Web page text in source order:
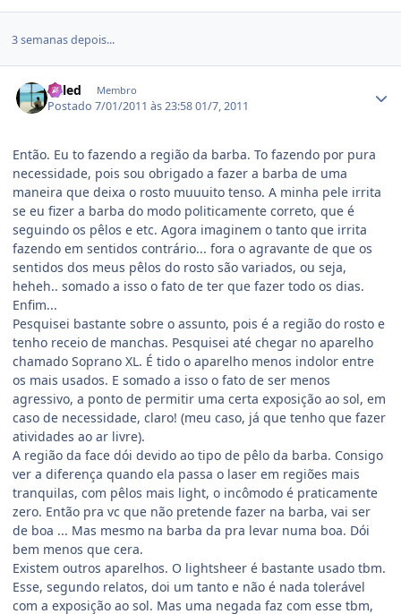
3 semanas depois...
Kaled Membro
Postado7/01/2011 às 23:5801/7, 2011
Então. Eu to fazendo a região da barba. To fazendo por pura
necessidade, pois sou obrigado a fazer a barba de uma
maneira que deixa o rosto muuuito tenso. A minha pele irrita
se eu fizer a barba do modo politicamente correto, que é
seguindo os pêlos e etc. Agora imaginem o tanto que irrita
fazendo em sentidos contrário... fora o agravante de que os
sentidos dos meus pêlos do rosto são variados, ou seja,
heheh.. somado a isso o fato de ter que fazer todo os dias.
Enfim...
Pesquisei bastante sobre o assunto, pois é a região do rosto e
tenho receio de manchas. Pesquisei até chegar no aparelho
chamado Soprano XL. É tido o aparelho menos indolor entre
os mais usados. E somado a isso o fato de ser menos
agressivo, a ponto de permitir uma certa exposição ao sol, em
caso de necessidade, claro! (meu caso, já que tenho que fazer
atividades ao ar livre).
A região da face dói devido ao tipo de pêlo da barba. Consigo
ver a diferença quando ela passa o laser em regiões mais
tranquilas, com pêlos mais light, o incômodo é praticamente
zero. Então pra vc que não pretende fazer na barba, vai ser
de boa ... Mas mesmo na barba da pra levar numa boa. Dói
bem menos que cera.
Existem outros aparelhos. O lightsheer é bastante usado tbm.
Esse, segundo relatos, doi um tanto e não é nada tolerável
com a exposição ao sol. Mas uma negada faz com esse tbm,